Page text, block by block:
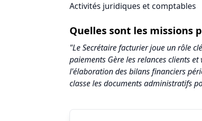
Activités juridiques et comptables
Quelles sont les missions
"Le Secrétaire facturier joue un rôle
paiements Gère les relances clients
l'élaboration des bilans financiers
classe les documents administratifs